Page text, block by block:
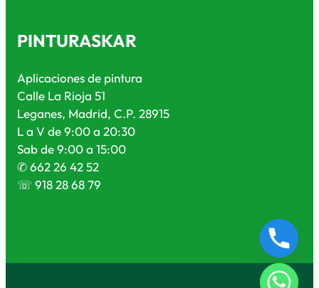
PINTURASKAR
Aplicaciones de pintura
Calle La Rioja 51
Leganes, Madrid, C.P. 28915
L a V de 9:00 a 20:30
Sab de 9:00 a 15:00
✆ 662 26 42 52
☏ 918 28 68 79